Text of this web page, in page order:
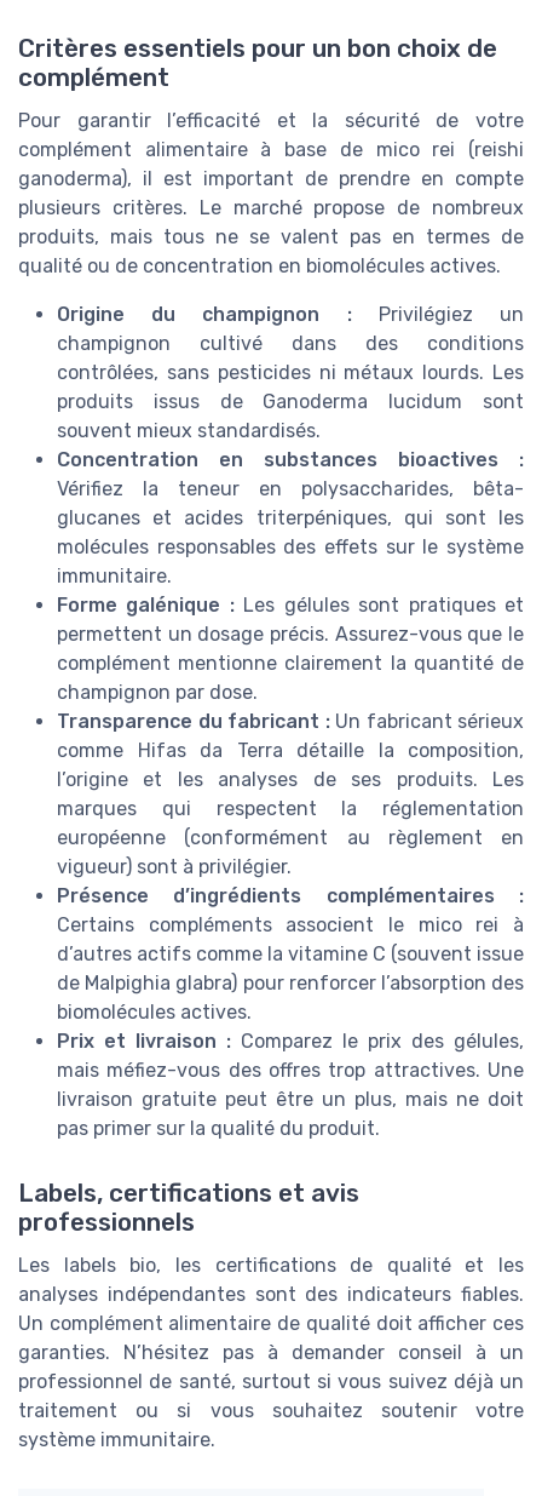
Critères essentiels pour un bon choix de
complément
Pour garantir l’efficacité et la sécurité de votre
complément alimentaire à base de mico rei (reishi
ganoderma), il est important de prendre en compte
plusieurs critères. Le marché propose de nombreux
produits, mais tous ne se valent pas en termes de
qualité ou de concentration en biomolécules actives.
Origine du champignon :Privilégiez un
champignon cultivé dans des conditions
contrôlées, sans pesticides ni métaux lourds. Les
produits issus de Ganoderma lucidum sont
souvent mieux standardisés.
Concentration en substances bioactives :
Vérifiez la teneur en polysaccharides, bêta-
glucanes et acides triterpéniques, qui sont les
molécules responsables des effets sur le système
immunitaire.
Forme galénique :Les gélules sont pratiques et
permettent un dosage précis. Assurez-vous que le
complément mentionne clairement la quantité de
champignon par dose.
Transparence du fabricant :Un fabricant sérieux
comme Hifas da Terra détaille la composition,
l’origine et les analyses de ses produits. Les
marques qui respectent la réglementation
européenne (conformément au règlement en
vigueur) sont à privilégier.
Présence d’ingrédients complémentaires :
Certains compléments associent le mico rei à
d’autres actifs comme la vitamine C (souvent issue
de Malpighia glabra) pour renforcer l’absorption des
biomolécules actives.
Prix et livraison : Comparez le prix des gélules,
mais méfiez-vous des offres trop attractives. Une
livraison gratuite peut être un plus, mais ne doit
pas primer sur la qualité du produit.
Labels, certifications et avis
professionnels
Les labels bio, les certifications de qualité et les
analyses indépendantes sont des indicateurs fiables.
Un complément alimentaire de qualité doit afficher ces
garanties. N’hésitez pas à demander conseil à un
professionnel de santé, surtout si vous suivez déjà un
traitement ou si vous souhaitez soutenir votre
système immunitaire.